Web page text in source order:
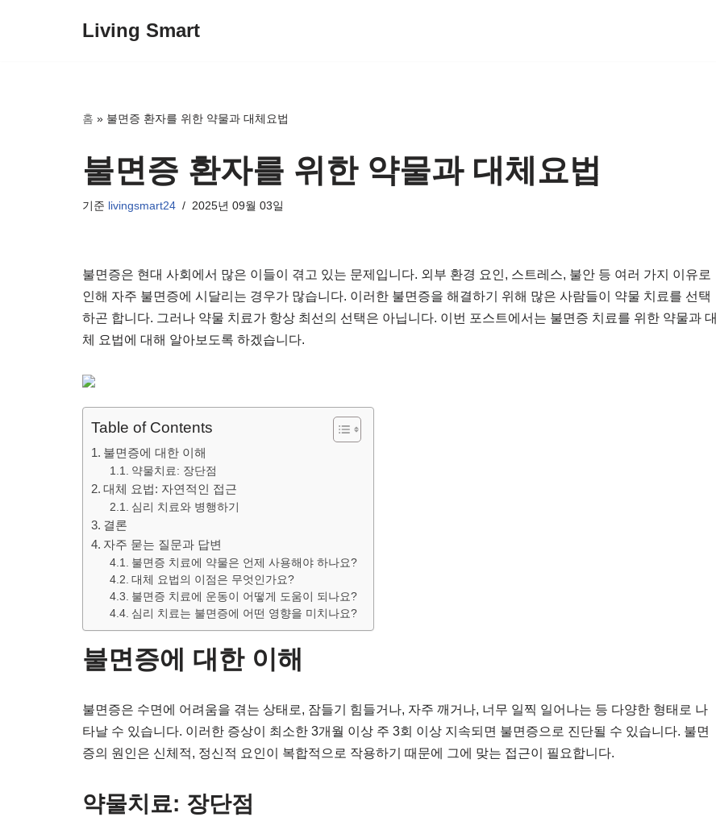
Living Smart
홈 » 불면증 환자를 위한 약물과 대체요법
불면증 환자를 위한 약물과 대체요법
기준 livingsmart24 2025년 09월 03일
불면증은 현대 사회에서 많은 이들이 겪고 있는 문제입니다. 외부 환경 요인, 스트레스, 불안 등 여러 가지 이유로
인해 자주 불면증에 시달리는 경우가 많습니다. 이러한 불면증을 해결하기 위해 많은 사람들이 약물 치료를 선택
하곤 합니다. 그러나 약물 치료가 항상 최선의 선택은 아닙니다. 이번 포스트에서는 불면증 치료를 위한 약물과 대
체 요법에 대해 알아보도록 하겠습니다.
Table of Contents
불면증에 대한 이해
약물치료: 장단점
대체 요법: 자연적인 접근
심리 치료와 병행하기
결론
자주 묻는 질문과 답변
불면증 치료에 약물은 언제 사용해야 하나요?
대체 요법의 이점은 무엇인가요?
불면증 치료에 운동이 어떻게 도움이 되나요?
심리 치료는 불면증에 어떤 영향을 미치나요?
불면증에 대한 이해
불면증은 수면에 어려움을 겪는 상태로, 잠들기 힘들거나, 자주 깨거나, 너무 일찍 일어나는 등 다양한 형태로 나
타날 수 있습니다. 이러한 증상이 최소한 3개월 이상 주 3회 이상 지속되면 불면증으로 진단될 수 있습니다. 불면
증의 원인은 신체적, 정신적 요인이 복합적으로 작용하기 때문에 그에 맞는 접근이 필요합니다.
약물치료: 장단점